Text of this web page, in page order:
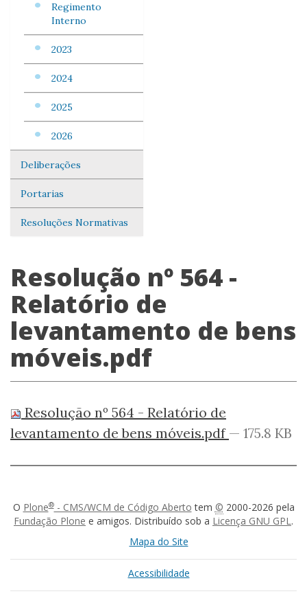
Regimento
Interno
2023
2024
2025
2026
Deliberações
Portarias
Resoluções Normativas
Resolução nº 564 -
Relatório de
levantamento de bens
móveis.pdf
Resolução nº 564 - Relatório de
levantamento de bens móveis.pdf — 175.8 KB
O Plone®- CMS/WCM de Código Aberto tem © 2000-2026 pela
Fundação Plone e amigos. Distribuído sob a Licença GNU GPL.
Mapa do Site
Acessibilidade